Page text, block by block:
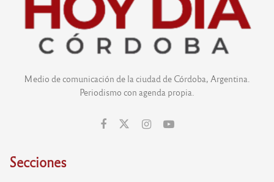
Medio de comunicación de la ciudad de Córdoba, Argentina.
Periodismo con agenda propia.
Secciones